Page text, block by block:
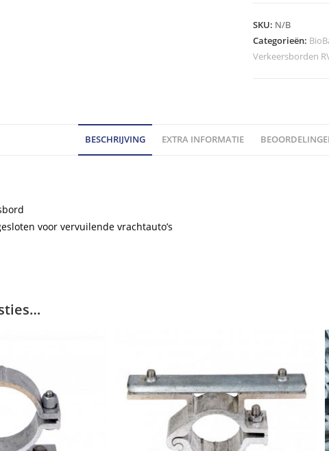
model
C22-
azb
SKU: N/B
Categorieën:
Verkeersborden
BESCHRIJVING EXTRA INFORMATIE
voor vervuilende vrachtauto’s